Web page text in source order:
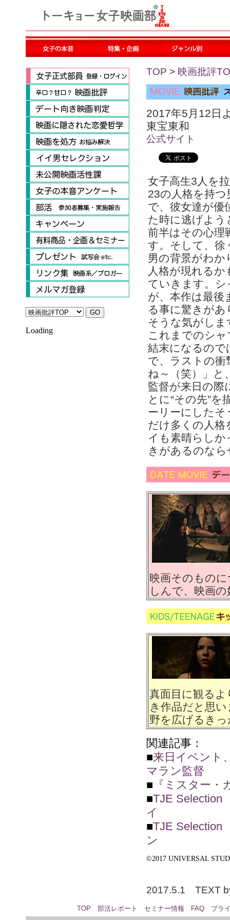
Loading
TOP > 映画批評
2017年5月12日
東宝東和
公式サイト
女子高生3人を
23の人格を持
で、彼女達が優
た時に逃げよ
前半はその心理
す。そして、徐
男の背景がわか
人格が現れる
ていきます。シ
が、本作は最後
る事に驚きが
そうな気がし
これまでのシ
結末になるので
で、ラストの
ね～（笑）」と
監督が来日の際
とに“その先”
ーリーにした
だけ多くの人格
イも素晴らし
きがあるのな
映画そのもの
しんで、映画
真面目に観る
き作品だと思
野を広げるき
関連記事：
■来日イベント
マラン監督
■ 『ミスター・
■TJE
イ
■TJE
ン
©2017 UNIVERSAL
2017.5.1 TEXT
TOP 部活レポート セミナー情報 FAQ プラ